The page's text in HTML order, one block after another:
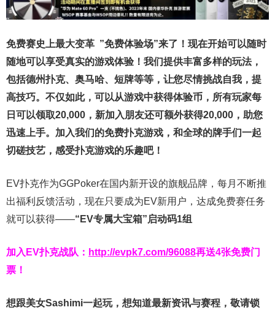
免费赛史上最大变革 ”免费体验场”来了！ 现在开始可以随时
随地可以享受真实的游戏体验！我们提供丰富多样的玩法，
包括德州扑克、奥马哈、短牌等等，让您尽情挑战自我，提
高技巧。不仅如此， 可以从游戏中获得体验币，所有玩家每
日可以领取20,000，新加入朋友还可额外获得20,000，助您
迅速上手。 加入我们的免费扑克游戏，和全球的牌手们一起
切磋技艺，感受扑克游戏的乐趣吧！
EV扑克作为GGPoker在国内新开设的旗舰品牌，每月不断推
出福利反馈活动，现在只要成为EV新用户，达成免费赛任务
就可以获得——“EV专属大宝箱”启动码1组
加入EV扑克战队： http://evpk7.com/96088再送4张免费门
票！
想跟美女Sashimi一起玩， 想知道最新资讯与赛程， 敬请锁